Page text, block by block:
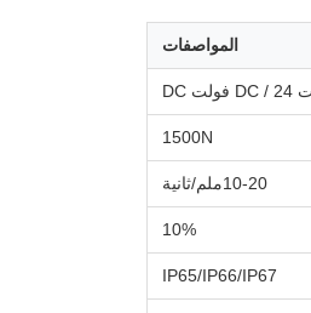
المواصفات
1500N
10-20ملم/ثانية
10%
IP65/IP66/IP67